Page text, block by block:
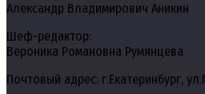
Александр Владимирович Аникин
Шеф-редактор:
Вероника Романовна Румянцева
Почтовый адрес: г.Екатеринбург,